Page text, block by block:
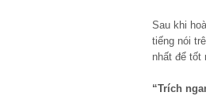
Sau khi
tiếng nói
nhất để tốt
“Trích